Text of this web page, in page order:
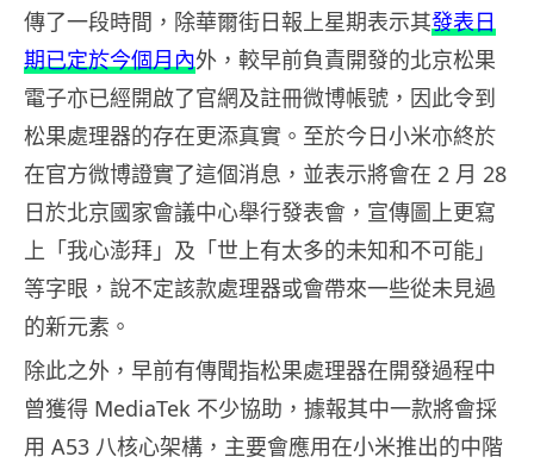
傳了一段時間，除華爾街日報上星期表示其發表日
期已定於今個月內外，較早前負責開發的北京松果
電子亦已經開啟了官網及註冊微博帳號，因此令到
松果處理器的存在更添真實。至於今日小米亦終於
在官方微博證實了這個消息，並表示將會在 2 月 28
日於北京國家會議中心舉行發表會，宣傳圖上更寫
上「我心澎拜」及「世上有太多的未知和不可能」
等字眼，說不定該款處理器或會帶來一些從未見過
的新元素。
除此之外，早前有傳聞指松果處理器在開發過程中
曾獲得 MediaTek 不少協助，據報其中一款將會採
用 A53 八核心架構，主要會應用在小米推出的中階